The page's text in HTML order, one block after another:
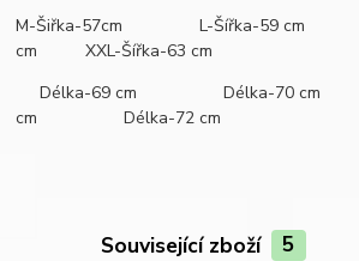
M-Šiřka-57cm L-Šířka-59 cm
cm XXL-Šířka-63 cm
Délka-69 cm Délka-70
cm Délka-72 cm
Související zboží 5